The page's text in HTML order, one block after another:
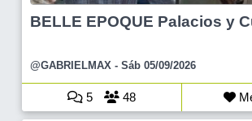
BELLE EPOQUE Palacios y
@GABRIELMAX - Sáb 05/09/2026
5 48